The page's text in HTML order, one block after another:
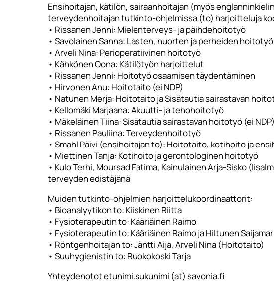
Ensihoitajan, kätilön, sairaanhoitajan (myös
terveydenhoitajan tutkinto-ohjelmissa (to) harjoitteluja
• Rissanen Jenni: Mielenterveys- ja päihdehoitotyö
• Savolainen Sanna: Lasten, nuorten ja perheiden hoitotyö
• Arveli Nina: Perioperatiivinen hoitotyö
• Kähkönen Oona: Kätilötyön harjoittelut
• Rissanen Jenni: Hoitotyö osaamisen täydentäminen
• Hirvonen Anu: Hoitotaito (ei NDP)
• Natunen Merja: Hoitotaito ja Sisätautia sairastavan
• Kellomäki Marjaana: Akuutti- ja tehohoitotyö
• Mäkeläinen Tiina: Sisätautia sairastavan hoitotyö (ei NDP)
• Rissanen Pauliina: Terveydenhoitotyö
• Smahl Päivi (ensihoitajan to): Hoitotaito, kotihoito ja
• Miettinen Tanja: Kotihoito ja gerontologinen hoitotyö
• Kulo Terhi, Moursad Fatima, Kainulainen Arja-Sisko
terveyden edistäjänä
Muiden tutkinto-ohjelmien harjoittelukoordinaattorit:
• Bioanalyytikon to: Kiiskinen Riitta
• Fysioterapeutin to: Kääriäinen Raimo
• Fysioterapeutin to: Kääriäinen Raimo ja Hiltunen
• Röntgenhoitajan to: Jäntti Aija, Arveli Nina (Hoitotaito)
• Suuhygienistin to: Ruokokoski Tarja
Yhteydenotot etunimi.sukunimi (at) savonia.fi